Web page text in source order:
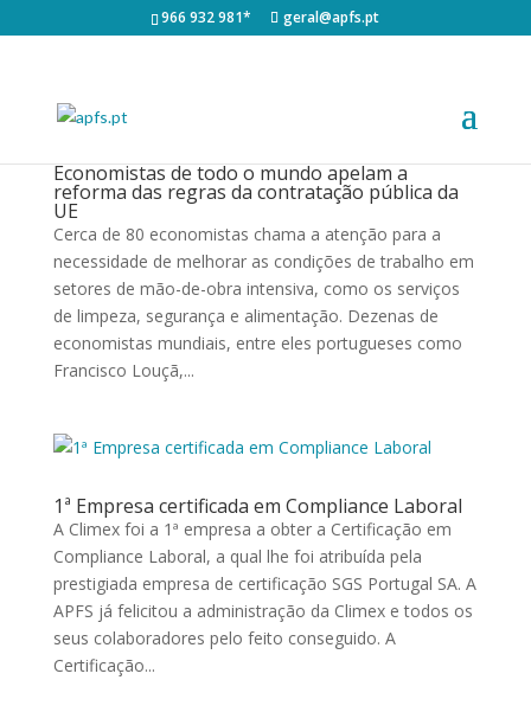
966 932 981* geral@apfs.pt
Economistas de todo o mundo apelam a
reforma das regras da contratação pública da
UE
Cerca de 80 economistas chama a atenção para a
necessidade de melhorar as condições de trabalho em
setores de mão-de-obra intensiva, como os serviços
de limpeza, segurança e alimentação. Dezenas de
economistas mundiais, entre eles portugueses como
Francisco Louçã,...
1ª Empresa certificada em Compliance Laboral
A Climex foi a 1ª empresa a obter a Certificação em
Compliance Laboral, a qual lhe foi atribuída pela
prestigiada empresa de certificação SGS Portugal SA. A
APFS já felicitou a administração da Climex e todos os
seus colaboradores pelo feito conseguido. A
Certificação...